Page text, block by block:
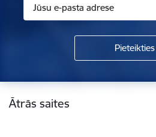
Kājene
Ātrās saites